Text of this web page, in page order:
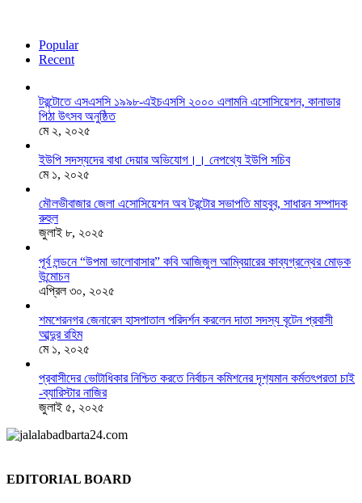
Popular
Recent
টরন্টোতে এসএসসি ১৯৯৮-এইচএসসি ২০০০ এলামনি এসোসিয়েশন, কানাডার
পিঠা উৎসব অনুষ্ঠিত
মে ২, ২০২৫
ইউপি সদস্যদের বাধা দেয়ার অভিযোগ।। নেপথ্যে ইউপি সচিব
মে ১, ২০২৫
মৌলভীবাজার জেলা এসোসিয়েশন অব টরন্টোর সভাপতি মাহবুব, সাধারন সম্পাদক
রুহুল
জুলাই ৮, ২০২৫
পূর্ব লন্ডনে “উপমা ভালোবাসার” কবি আজিজুল আম্বিয়ারের কাব্যগ্রন্থের মোড়ক
উন্মোচন
এপ্রিল ৩০, ২০২৫
শমশেরনগর জেনারেল হাসপাতাল পরিদর্শন করলেন দাতা সদস্য বৃটেন প্রবাসী
আব্দুর রহিম
মে ১, ২০২৫
প্রবাসীদের ভোটাধিকার নিশ্চিত করতে নির্বাচন কমিশনের দৃশ‍্যমান কর্মতৎপরতা চাই
-ব্যারিস্টার নাজির
জুলাই ৫, ২০২৫
EDITORIAL BOARD